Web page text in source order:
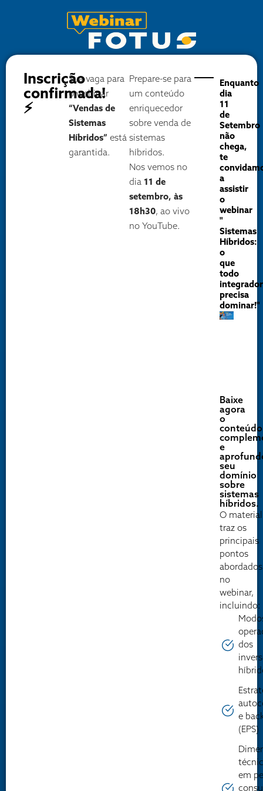
Inscrição
confirmada!
⚡
Sua vaga para
o webinar
“Vendas de
Sistemas
Híbridos” está
garantida.
Prepare-se para
um conteúdo
enriquecedor
sobre venda de
sistemas
híbridos.
Nos vemos no
dia 11 de
setembro, às
18h30, ao vivo
no YouTube.
Enquanto
dia
11
de
Setembro
não
chega,
te
a
assistir
o
webinar
"
Sistemas
Híbridos:
o
que
todo
integrador
precisa
dominar!"
Baixe
agora
o
conteúdo
e
seu
domínio
sobre
sistemas
híbridos.
O material
traz os
principais
pontos
abordados
no
webinar,
incluindo:
dos
e
(EPS)
em